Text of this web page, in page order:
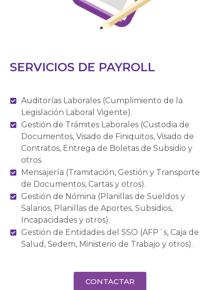
SERVICIOS DE PAYROLL
Auditorías Laborales (Cumplimiento de la
Legislación Laboral Vigente).
Gestión de Trámites Laborales (Custodia de
Documentos, Visado de Finiquitos, Visado de
Contratos, Entrega de Boletas de Subsidio y
otros.
Mensajería (Tramitación, Gestión y Transporte
de Documentos, Cartas y otros).
Gestión de Nómina (Planillas de Sueldos y
Salarios, Planillas de Aportes, Subsidios,
Incapacidades y otros).
Gestión de Entidades del SSO (AFP´s, Caja de
Salud, Sedem, Ministerio de Trabajo y otros).
CONTACTAR